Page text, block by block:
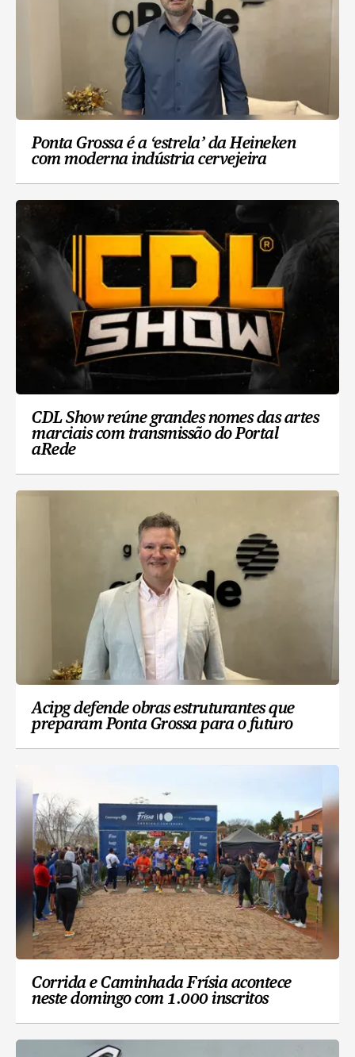
Ponta Grossa é a ‘estrela’ da Heineken
com moderna indústria cervejeira
CDL Show reúne grandes nomes das artes
marciais com transmissão do Portal
aRede
Acipg defende obras estruturantes que
preparam Ponta Grossa para o futuro
Corrida e Caminhada Frísia acontece
neste domingo com 1.000 inscritos